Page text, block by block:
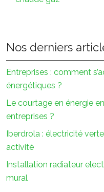
Nos derniers
Entreprises : comment
énergétiques ?
Le courtage en énergie
entreprises ?
Iberdrola : électricité
activité
Installation radiateur
mural